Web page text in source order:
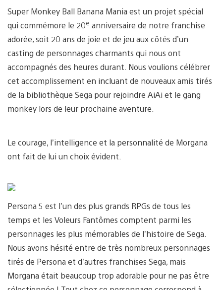
Super Monkey Ball Banana Mania est un projet spécial
qui commémore le 20e anniversaire de notre franchise
adorée, soit 20 ans de joie et de jeu aux côtés d’un
casting de personnages charmants qui nous ont
accompagnés des heures durant. Nous voulions célébrer
cet accomplissement en incluant de nouveaux amis tirés
de la bibliothèque Sega pour rejoindre AiAi et le gang
monkey lors de leur prochaine aventure.
Le courage, l’intelligence et la personnalité de Morgana
ont fait de lui un choix évident.
Persona 5 est l’un des plus grands RPGs de tous les
temps et les Voleurs Fantômes comptent parmi les
personnages les plus mémorables de l’histoire de Sega.
Nous avons hésité entre de très nombreux personnages
tirés de Persona et d’autres franchises Sega, mais
Morgana était beaucoup trop adorable pour ne pas être